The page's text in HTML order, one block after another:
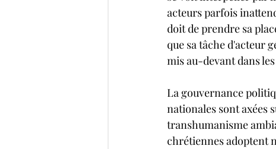
acteurs parfois
doit de prendre sa
que sa tâche d'acteur
mis au-devant dans
La gouvernance
nationales sont axées
transhumanisme
chrétiennes adoptent